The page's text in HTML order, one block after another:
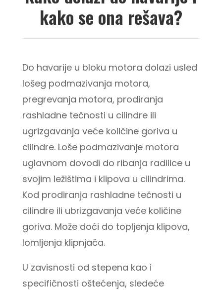
kako se ona rešava?
Do havarije u bloku motora dolazi usled
lošeg podmazivanja motora,
pregrevanja motora, prodiranja
rashladne tečnosti u cilindre ili
ugrizgavanja veće količine goriva u
cilindre. Loše podmazivanje motora
uglavnom dovodi do ribanja radilice u
svojim ležištima i klipova u cilindrima.
Kod prodiranja rashladne tečnosti u
cilindre ili ubrizgavanja veće količine
goriva. Može doći do topljenja klipova,
lomljenja klipnjača.
U zavisnosti od stepena kao i
specifičnosti oštećenja, sledeće